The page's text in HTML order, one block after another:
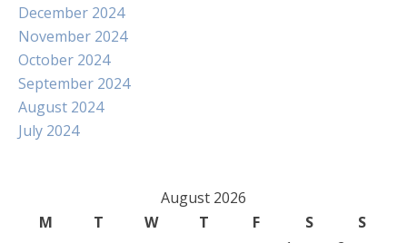
December 2024
November 2024
October 2024
September 2024
August 2024
July 2024
August 2026
M
T W T F S
S